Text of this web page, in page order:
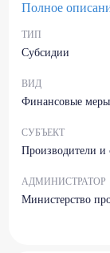
Полное
ТИП
Субсидии
ВИД
Финансовые
СУБЪЕКТ
Производители
АДМИНИСТРАТОР
Министерство